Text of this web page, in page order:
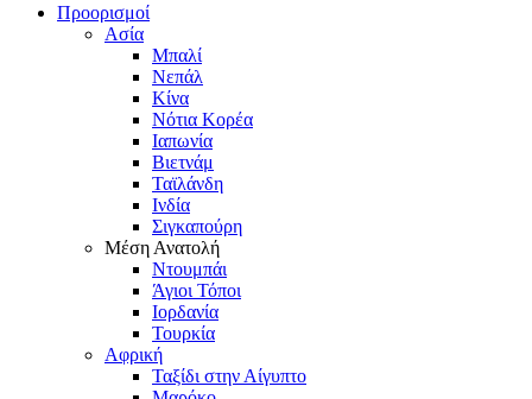
Προορισμοί
Ασία
Μπαλί
Νεπάλ
Κίνα
Νότια Κορέα
Ιαπωνία
Βιετνάμ
Ταϊλάνδη
Ινδία
Σιγκαπούρη
Μέση Ανατολή
Ντουμπάι
Άγιοι Τόποι
Ιορδανία
Τουρκία
Αφρική
Ταξίδι στην Αίγυπτο